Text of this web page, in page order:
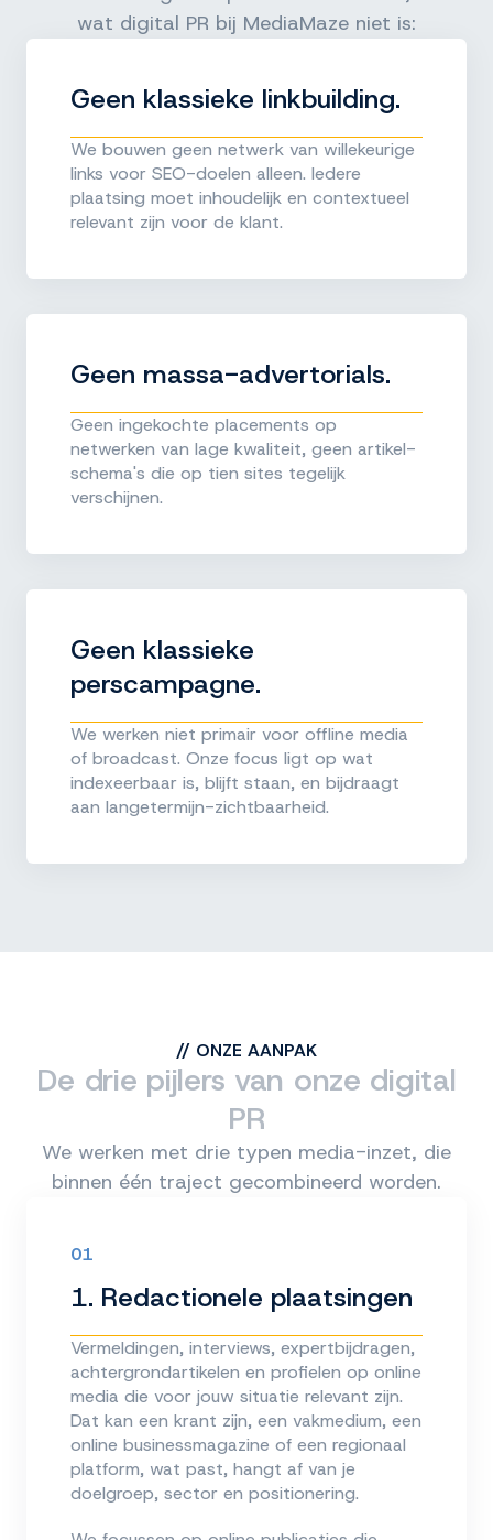
wat digital PR bij MediaMaze niet is:
Geen klassieke linkbuilding.
We bouwen geen netwerk van willekeurige
links voor SEO-doelen alleen. Iedere
plaatsing moet inhoudelijk en contextueel
relevant zijn voor de klant.
Geen massa-advertorials.
Geen ingekochte placements op
netwerken van lage kwaliteit, geen artikel-
schema's die op tien sites tegelijk
verschijnen.
Geen klassieke
perscampagne.
We werken niet primair voor offline media
of broadcast. Onze focus ligt op wat
indexeerbaar is, blijft staan, en bijdraagt
aan langetermijn-zichtbaarheid.
// ONZE AANPAK
De drie pijlers van onze digital
PR
We werken met drie typen media-inzet, die
binnen één traject gecombineerd worden.
01
1. Redactionele plaatsingen
Vermeldingen, interviews, expertbijdragen,
achtergrondartikelen en profielen op online
media die voor jouw situatie relevant zijn.
Dat kan een krant zijn, een vakmedium, een
online businessmagazine of een regionaal
platform, wat past, hangt af van je
doelgroep, sector en positionering.